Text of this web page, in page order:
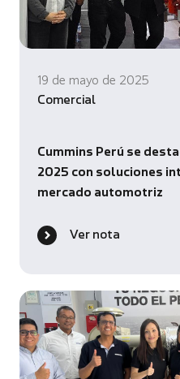
19 de mayo de 2025
Comercial
Cummins Perú se
2025 con soluciones
mercado automotriz
Ver nota